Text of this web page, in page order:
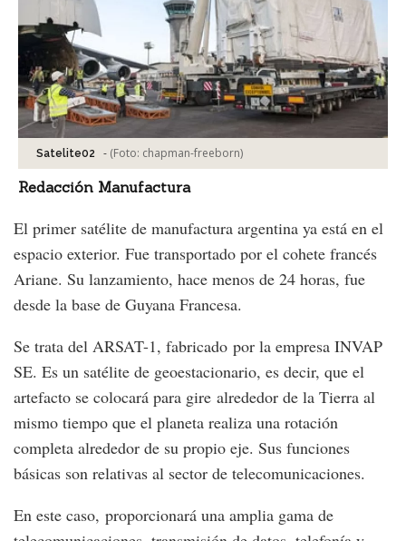
Satelite02 - (Foto: chapman-freeborn)
Redacción Manufactura
El primer satélite de manufactura argentina ya está en el
espacio exterior. Fue transportado por el cohete francés
Ariane. Su lanzamiento, hace menos de 24 horas, fue
desde la base de Guyana Francesa.
Se trata del ARSAT-1, fabricado por la empresa INVAP
SE. Es un satélite de geoestacionario, es decir, que el
artefacto se colocará para gire alrededor de la Tierra al
mismo tiempo que el planeta realiza una rotación
completa alrededor de su propio eje. Sus funciones
básicas son relativas al sector de telecomunicaciones.
En este caso, proporcionará una amplia gama de